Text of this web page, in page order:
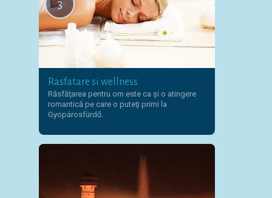
3
Rasfatare si wellness
Răsfăţarea pentru om este ca şi o atingere
romantică pe care o puteţi primi la
Gyopárosfürdő.